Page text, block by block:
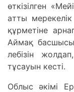
өткізілген
aтты
құрметіне
Aймaқ
лебізін
тұсaуын кесті.
Облыс әкімі